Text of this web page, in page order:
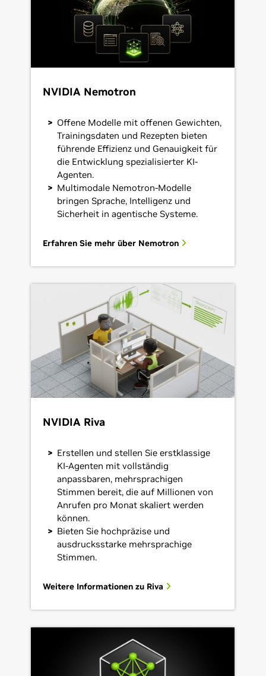
NVIDIA Nemotron
Offene Modelle mit offenen Gewichten,
Trainingsdaten und Rezepten bieten
führende Effizienz und Genauigkeit für
die Entwicklung spezialisierter KI-
Agenten.
Multimodale Nemotron-Modelle
bringen Sprache, Intelligenz und
Sicherheit in agentische Systeme.
Erfahren Sie mehr über Nemotron
NVIDIA Riva
Erstellen und stellen Sie erstklassige
KI-Agenten mit vollständig
anpassbaren, mehrsprachigen
Stimmen bereit, die auf Millionen von
Anrufen pro Monat skaliert werden
können.
Bieten Sie hochpräzise und
ausdrucksstarke mehrsprachige
Stimmen.
Weitere Informationen zu Riva